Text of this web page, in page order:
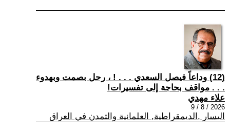
(12) وداعاً فيصل السعدي . . . ! ، رحل بصمت وبهدوء
. . . مواقف بحاجة إلى تفسيرات!
علاء مهدي
2026 / 8 / 9
اليسار ,الديمقراطية, العلمانية والتمدن في العراق